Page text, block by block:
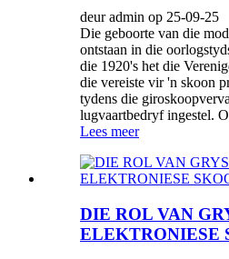
deur admin op 25-09-25
Die geboorte van die
ontstaan ​​in die
die 1920's het die
die vereiste vir 'n skoon
tydens die
lugvaartbedryf ingestel.
Lees meer
DIE ROL VAN
ELEKTRONIESE